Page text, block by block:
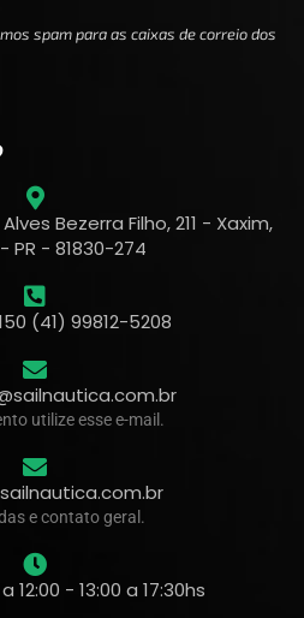
spam para as caixas de correio dos
Bezerra Filho, 211 - Xaxim,
PR - 81830-274
(41) 99812-5208
utilize esse e-mail.
e contato geral.
12:00 - 13:00 a 17:30hs